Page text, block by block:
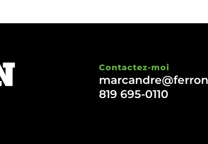
Contactez-moi
819 695-0110